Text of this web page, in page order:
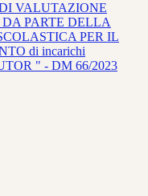
VALUTAZIONE
PARTE DELLA
PER IL
di incarichi
" - DM 66/2023